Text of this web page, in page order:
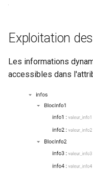
Exploitation
Les informations
accessibles dans